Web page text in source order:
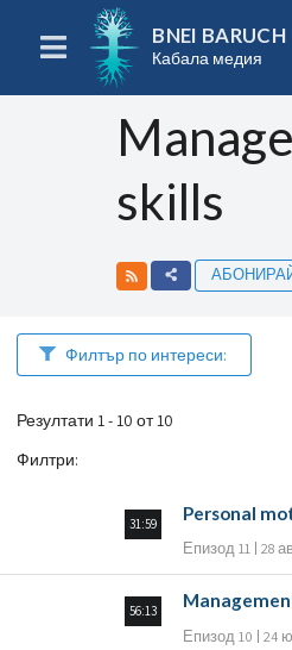
BNEI BARUCH
Кабала медия
skills
Филтър по интереси:
Резултати 1 - 10 от 10
Филтри:
31:59
Personal
Епизод 11 28
56:13
Епизод 10 24